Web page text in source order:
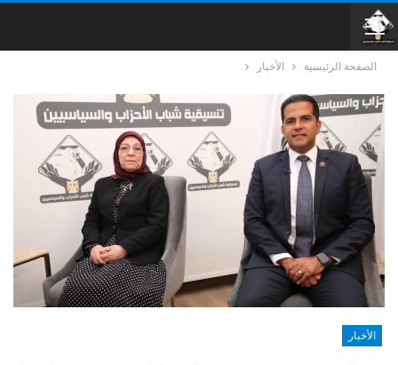
الصفحة الرئيسية الأخبار
الأخبار